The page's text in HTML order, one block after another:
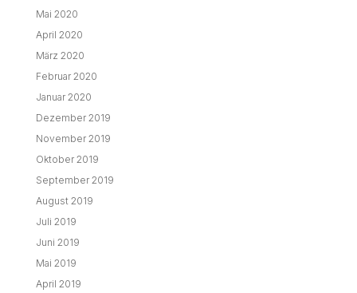
April 2019
März 2019
Februar 2019
Januar 2019
Dezember 2018
November 2018
Oktober 2018
September 2018
August 2018
Juli 2018
Juni 2018
Mai 2018
April 2018
März 2018